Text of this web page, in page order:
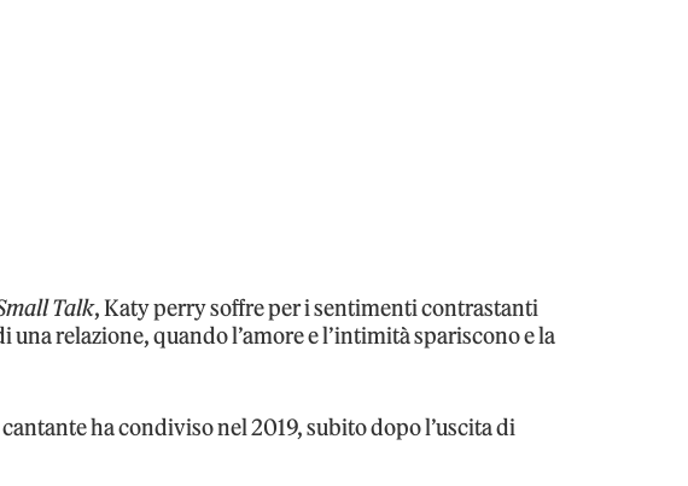
Talk, Katy perry soffre per i sentimenti contrastanti
una relazione, quando l’amore e l’intimità spariscono e la
ha condiviso nel 2019, subito dopo l’uscita di